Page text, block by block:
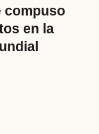
compuso
en la